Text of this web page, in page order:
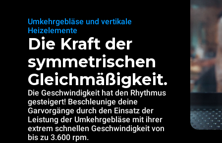
Umkehrgebläse und vertikale
Heizelemente
Die Kraft der
symmetrischen
Gleichmäßigkeit.
Die Geschwindigkeit hat den Rhythmus
gesteigert! Beschleunige deine
Garvorgänge durch den Einsatz der
Leistung der Umkehrgebläse mit ihrer
extrem schnellen Geschwindigkeit von
bis zu 3.600 rpm.